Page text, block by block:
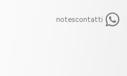
notescontatti